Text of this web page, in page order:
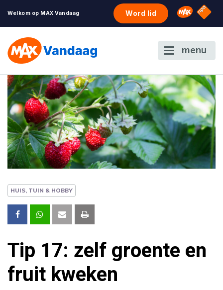
Welkom op MAX Vandaag Word lid Omroep
NPO
menu
HUIS, TUIN & HOBBY
Tip 17: zelf groente en
fruit kweken